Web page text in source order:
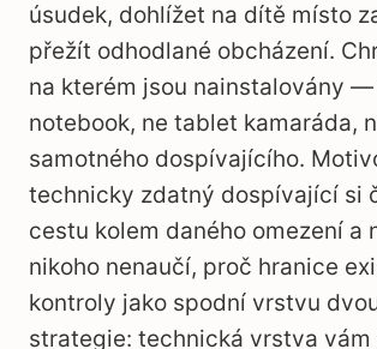
úsudek, dohlížet na dítě místo
přežít odhodlané obcházení.
na kterém jsou nainstalovány —
notebook, ne tablet kamaráda,
samotného dospívajícího.
technicky zdatný dospívající si
cestu kolem daného omezení a
nikoho nenaučí, proč hranice
kontroly jako spodní vrstvu
strategie: technická vrstva vám